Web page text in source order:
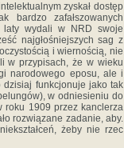
zyskał dostęp
bardzo zafałszowanych
laty wydali w NRD swoje
najgłośniejszych sag z
i wiernością, nie
w przypisach, że w wieku
narodowego eposu, ale i
funkcjonuje jako tak
w odniesieniu do
roku 1909 przez kanclerza
rozwiązane zadanie, aby.
żeby nie rzec